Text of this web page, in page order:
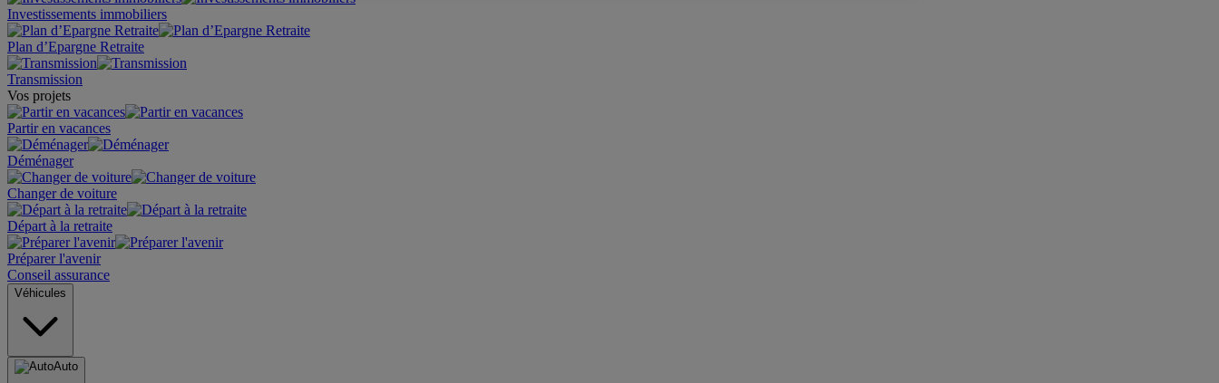
Investissements immobiliers
Plan d’Epargne Retraite
Transmission
Vos projets
Partir en vacances
Déménager
Changer de voiture
Départ à la retraite
Préparer l'avenir
Conseil assurance
Véhicules
Auto